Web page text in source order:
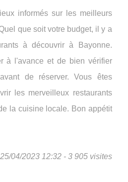
informés sur les meilleurs
que soit votre budget, il y a
à découvrir à Bayonne.
à l'avance et de bien vérifier
de réserver. Vous êtes
les merveilleux restaurants
la cuisine locale. Bon appétit
25/04/2023 12:32 - 3 905 visites